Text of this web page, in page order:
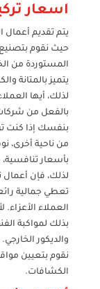
اسعار
يتم تقديم
حيث نقوم
المستوردة من
يتميز بالمتانة
لذلك، أيها
بالفعل من
بنفسك إذا كنت
من ناحية أخرى،
بأسعار
لذلك، فإن
تعطي جمالية
العملاء الأعزاء.
بذلك لمواكبة
والديكور الخارجي.
نقوم بتعيين
الكشافات.